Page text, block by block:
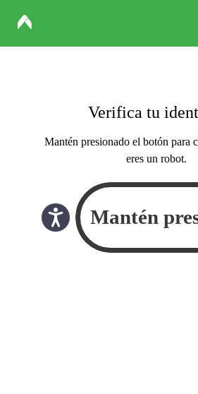
Verifica tu
Mantén presionado el botón para
eres un robot.